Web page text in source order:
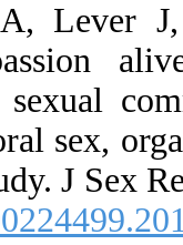
3.
What
sexual
national
[